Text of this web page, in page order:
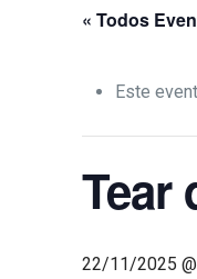
« Todos
Este
Tear
22/11/2025